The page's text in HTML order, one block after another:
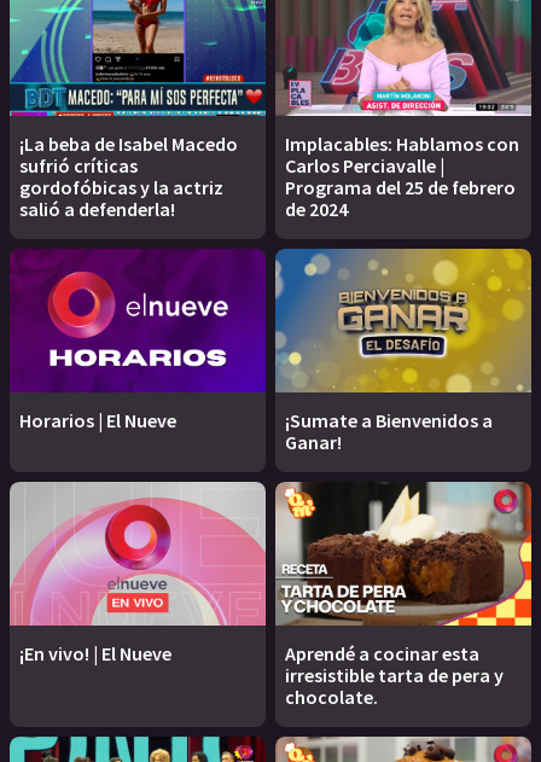
¡La beba de Isabel Macedo
sufrió críticas
gordofóbicas y la actriz
salió a defenderla!
Implacables: Hablamos con
Carlos Perciavalle |
Programa del 25 de febrero
de 2024
Horarios | El Nueve
¡Sumate a Bienvenidos a
Ganar!
¡En vivo! | El Nueve
Aprendé a cocinar esta
irresistible tarta de pera y
chocolate.